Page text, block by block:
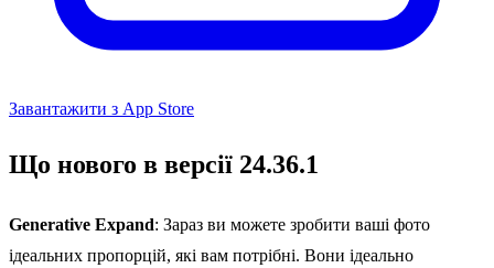
Завантажити з App Store
Що нового в версії 24.36.1
Generative Expand: Зараз ви можете зробити ваші фото
ідеальних пропорцій, які вам потрібні. Вони ідеально